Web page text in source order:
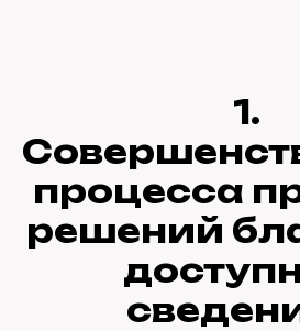
1.
процесса
решений